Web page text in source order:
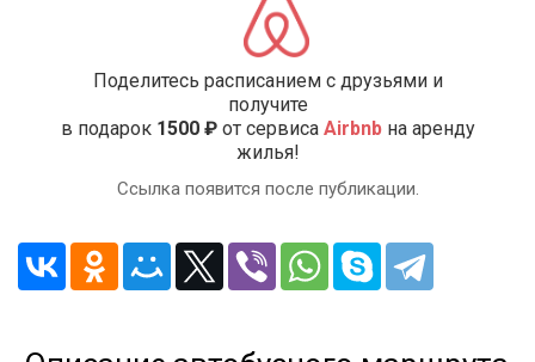
Поделитесь расписанием с друзьями и
получите
в подарок 1500 ₽от сервиса Airbnbна аренду
жилья!
Ссылка появится после публикации.